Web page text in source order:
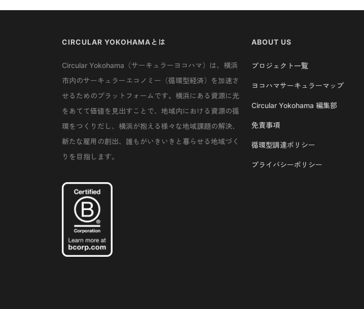
CIRCULAR YOKOHAMAとは
Circular Yokohama（サーキュラーヨコハマ）は、横浜
市内のサーキュラーエコノミー（循環型経済）を加速さ
せるためのプラットフォームです。横浜にある資源に光
をあてて価値を見出すことで、地域内における資源の循
環をつくりだし、横浜が抱える様々な地域課題の解決、
新たな雇用の創出、誰もがいきいきと暮らせる地域づく
りを目指します。
ABOUT US
プロジェクト一覧
ヨコハマサーキュラーマップ
Circular Yokohama 編集部
免責事項
循環型調達ポリシー
プライバシーポリシー